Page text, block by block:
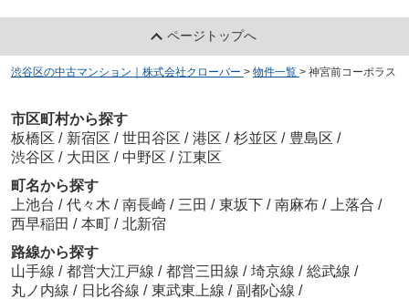
ページトップへ
渋谷区の中古マンション｜株式会社クローバー > 物件一覧 > 神宮前コーポラス
市区町村から探す
板橋区 / 新宿区 / 世田谷区 / 港区 / 杉並区 / 豊島区 /
渋谷区 / 大田区 / 中野区 / 江東区
町名から探す
上池台 / 代々木 / 南長崎 / 三田 / 東坂下 / 南麻布 / 上落合 /
西早稲田 / 本町 / 北新宿
路線から探す
山手線 / 都営大江戸線 / 都営三田線 / 埼京線 / 総武線 /
丸ノ内線 / 日比谷線 / 東武東上線 / 副都心線 /